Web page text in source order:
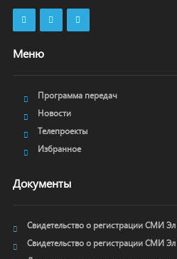
Меню
Программа передач
Новости
Телепроекты
Избранное
Документы
Свидетельство о регистрации СМИ
Свидетельство о регистрации СМИ